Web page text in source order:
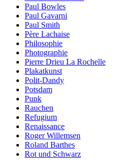
Paul Bowles
Paul Gavarni
Paul Smith
Père Lachaise
Philosophie
Photographie
Pierre Drieu La Rochelle
Plakatkunst
Polit-Dandy
Potsdam
Punk
Rauchen
Refugium
Renaissance
Roger Willemsen
Roland Barthes
Rot und Schwarz